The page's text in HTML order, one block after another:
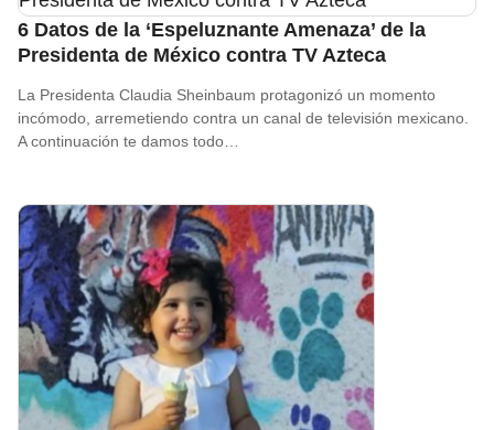
6 Datos de la ‘Espeluznante Amenaza’ de la
Presidenta de México contra TV Azteca
La Presidenta Claudia Sheinbaum protagonizó un momento
incómodo, arremetiendo contra un canal de televisión mexicano.
A continuación te damos todo…